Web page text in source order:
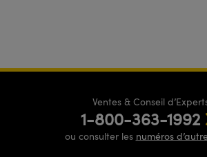
Ventes & Conseil
1-800-363-1992
ou consulter les numéros